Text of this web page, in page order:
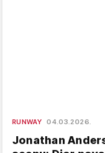
RUNWAY 04.03.2026.
Jonathan